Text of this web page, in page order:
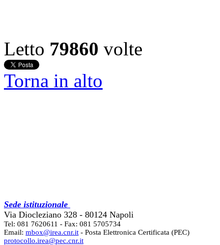
Letto 79860 volte
Torna in alto
Sede istituzionale
Via Diocleziano 328 - 80124 Napoli
Tel: 081 7620611 - Fax: 081 5705734
Email: mbox@irea.cnr.it - Posta Elettronica Certificata (PEC)
protocollo.irea@pec.cnr.it